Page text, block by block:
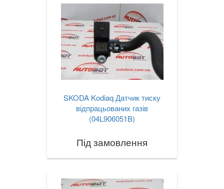
SKODA Kodiaq Датчик тиску
відпрацьованих газів
(04L906051B)
Під замовлення